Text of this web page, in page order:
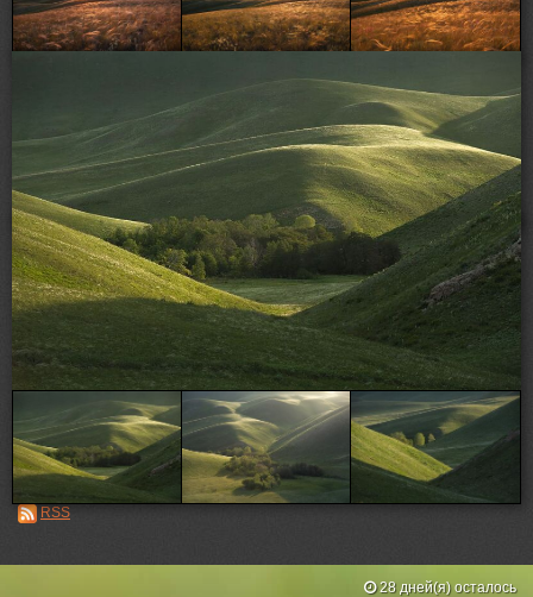
Loading...
RSS
28 дней(я) осталось